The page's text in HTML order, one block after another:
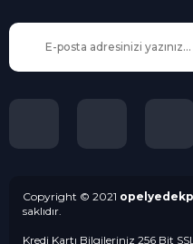
Copyright © 2021
saklıdır.
Kredi Kartı Bilgileriniz 256 Bit